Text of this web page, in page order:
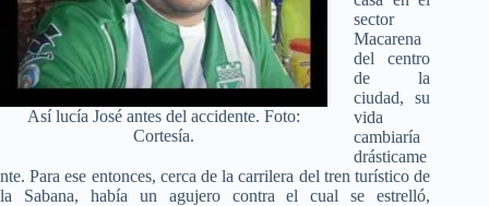
Así lucía José antes del accidente. Foto:
Cortesía.
sector
Macarena
del centro
de la
ciudad, su
vida
cambiaría
drásticame
nte. Para ese entonces, cerca de la carrilera del tren turístico de
la Sabana, había un agujero contra el cual se estrelló,